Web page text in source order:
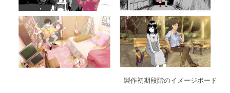
製作初期段階のイメージボード